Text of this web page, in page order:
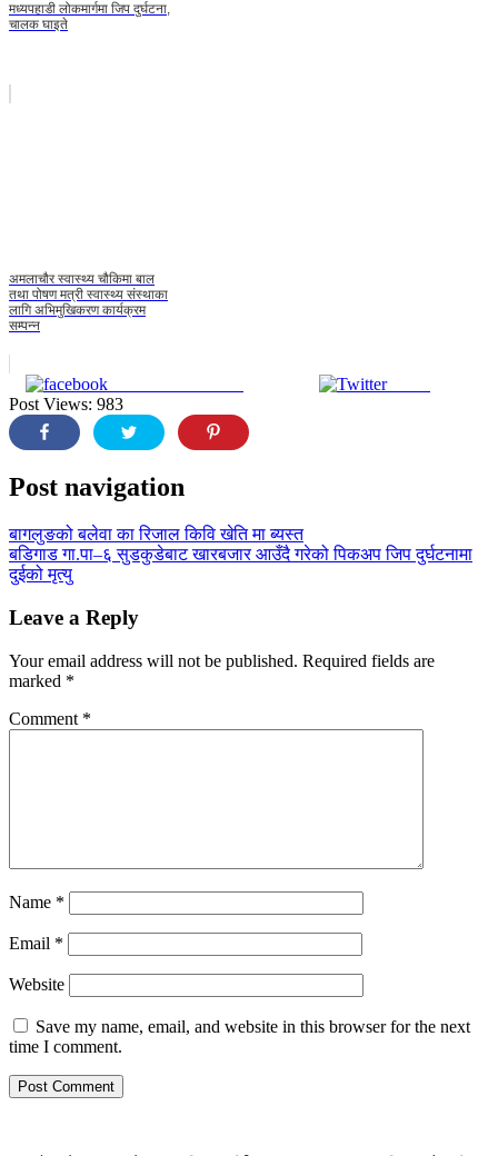
मध्यपहाडी लोकमार्गमा जिप दुर्घटना,
चालक घाइते
अमलाचौर स्वास्थ्य चौकिमा बाल
तथा पोषण मत्री स्वास्थ्य संस्थाका
लागि अभिमुखिकरण कार्यक्रम
सम्पन्न
Tweet
Post Views: 983
Post navigation
बागलुङको बलेवा का रिजाल किवि खेति मा ब्यस्त
बडिगाड गा.पा–६ सुडकुडेबाट खारबजार आउँदै गरेको पिकअप जिप दुर्घटनामा
दुईको मृत्यु
Leave a Reply
Your email address will not be published. Required fields are
marked *
Comment *
Name *
Email *
Website
Save my name, email, and website in this browser for the next
time I comment.